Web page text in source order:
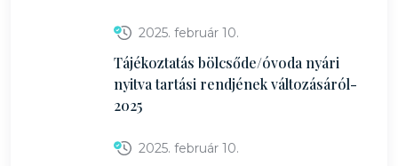
2025. február 10.
Tájékoztatás bölcsőde/óvoda nyári
nyitva tartási rendjének változásáról-
2025
2025. február 10.